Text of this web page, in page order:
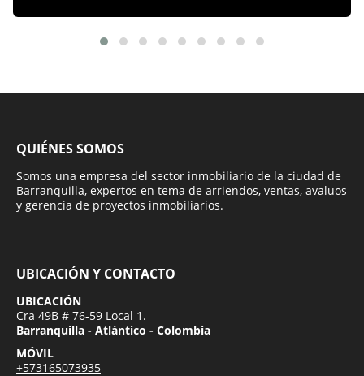
QUIÉNES SOMOS
Somos una empresa del sector inmobiliario de la ciudad de
Barranquilla, expertos en tema de arriendos, ventas, avaluos
y gerencia de proyectos inmobiliarios.
UBICACIÓN Y CONTACTO
UBICACIÓN
Cra 49B # 76-59 Local 1.
Barranquilla - Atlántico - Colombia
MÓVIL
+573165073935